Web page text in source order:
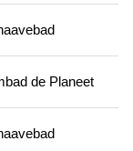
de Planeet